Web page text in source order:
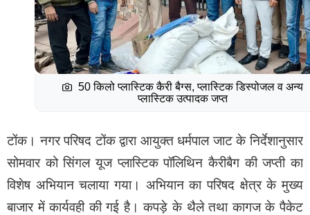
50 किलो प्लास्टिक कैरी बैग्स, प्लास्टिक डिस्पोजल व अन्य
प्लास्टिक उत्पादक जप्त
टोंक। नगर परिषद टोंक द्वारा आयुक्त धर्मपाल जाट के निर्देशानुसार
सोमवार को सिंगल यूज प्लास्टिक पॉलिथिन कैरीबैग की जप्ती का
विशेष अभियान चलाया गया। अभियान का परिषद क्षेत्र के मुख्य
बाजार में कार्यवही की गई है। कपड़े के थैले तथा कागज के पैकेट